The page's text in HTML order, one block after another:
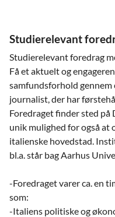
Studierelevant
Studierelevant foredrag
Få et aktuelt og
samfundsforhold gennem
journalist, der har
Foredraget finder sted på
unik mulighed for også at
italienske hovedstad.
bl.a. står bag Aarhus
-Foredraget varer ca. en
som:
-Italiens politiske og